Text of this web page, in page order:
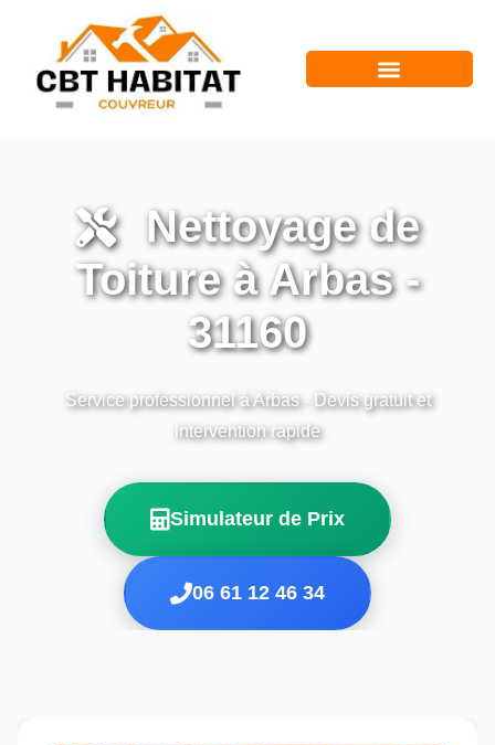
Nettoyage de
Toiture à Arbas -
31160
Service professionnel à Arbas - Devis gratuit et
intervention rapide
Simulateur de Prix
06 61 12 46 34